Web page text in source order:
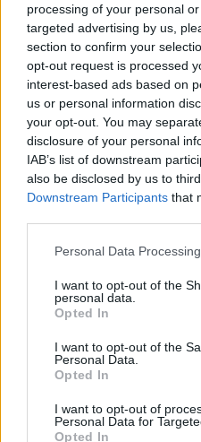
processing of your personal
targeted advertising by us,
section to confirm your
opt-out request is processed
interest-based ads based on
us or personal information
your opt-out. You may
disclosure of your personal
IAB’s list of downstream
also be disclosed by us to
Downstream Participants that
Please note that this website/
not limited to your visit or
grant or deny consent to
use your data for below
consent section.
Personal Data
I want to opt-out of the
personal data.
Opted In
I want to opt-out of the
Personal Data.
Opted In
I want to opt-out of
Personal Data for
Opted In
2024. január. 31. 07:34
A polgármester szerint
amit be akarnak építeni.
ITT A TERV A GYŐRI
BEÉPÍTÉSÉRE: JÖVŐ
VÉLEMÉNYEZNI A
2024. január. 19. 17:23
Partnerségi egyeztetés lesz
ott van a Kiserdőt
ÚJABB SZELEKTÍV
Víziváros után Marcalvárosban
BÁRMIT IS ÁLLÍT A
NEM VÉDETT A
2023. december. 14. 10:39
Dézsi Csaba András szerint
marcalvárosi Kiserdőt, ennek
MIT JELENT, HOGY